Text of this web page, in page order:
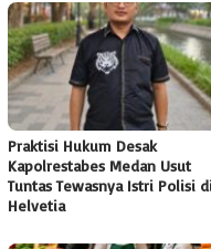
Praktisi Hukum Desak
Kapolrestabes Medan Usut
Tuntas Tewasnya Istri Polisi
Helvetia